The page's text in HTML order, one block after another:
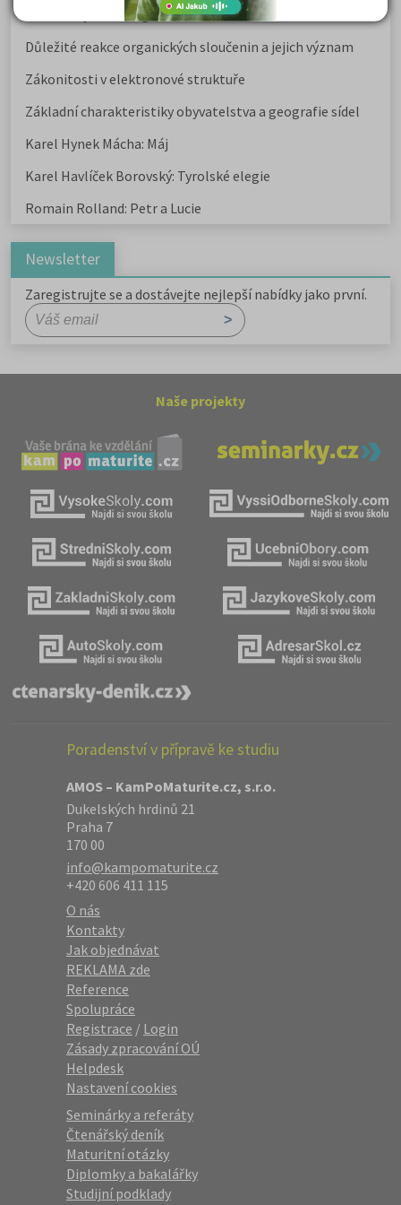
Kritika hry M. L. King v Salesiánském divadle
Důležité reakce organických sloučenin a jejich význam
Zákonitosti v elektronové struktuře
Základní charakteristiky obyvatelstva a geografie sídel
Karel Hynek Mácha: Máj
Karel Havlíček Borovský: Tyrolské elegie
Romain Rolland: Petr a Lucie
Newsletter
Zaregistrujte se a dostávejte nejlepší nabídky jako první.
Naše projekty
Poradenství v přípravě ke studiu
AMOS – KamPoMaturite.cz, s.r.o.
Dukelských hrdinů 21
Praha 7
170 00
info@kampomaturite.cz
+420 606 411 115
O nás
Kontakty
Jak objednávat
REKLAMA zde
Reference
Spolupráce
Registrace / Login
Zásady zpracování OÚ
Helpdesk
Nastavení cookies
Seminárky a referáty
Čtenářský deník
Maturitní otázky
Diplomky a bakalářky
Studijní podklady